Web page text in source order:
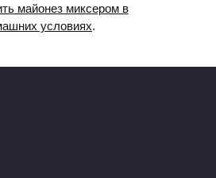
майонез миксером в
условиях.